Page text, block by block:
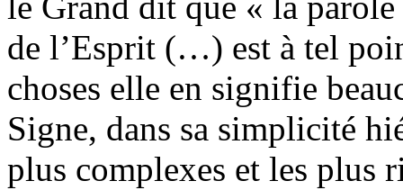
de l’Esprit (…) est à tel
choses elle en signifie
Signe, dans sa simplicité
plus complexes et les plus